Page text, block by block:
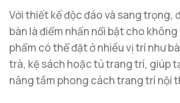
Với thiết kế độc đáo và sang trọng,
bàn là điểm nhấn nổi bật cho
phẩm có thể đặt ở nhiều vị trí như
trà, kệ sách hoặc tủ trang trí, giúp
nâng tầm phong cách trang trí nội